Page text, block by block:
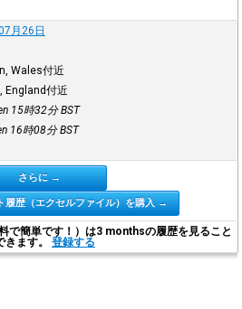
月26日
Wales付近
England付近
15時32分BST
16時08分BST
さらに →
履歴（エクセルファイル）を購入 →
で簡単です！）は3 monthsの履歴を見ること
きます。 登録する